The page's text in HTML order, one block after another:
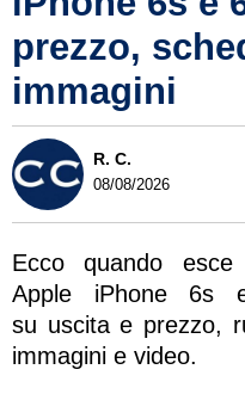
prezzo,
immagini
R. C.
08/08/2026
Ecco quando
Apple iPhone 6s
su uscita e prezzo,
immagini e video.